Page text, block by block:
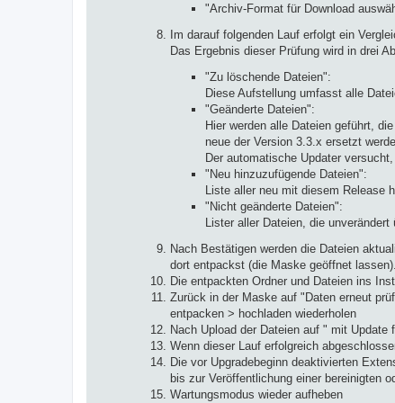
"Archiv-Format für Download
Im darauf folgenden Lauf erfolgt ein
Das Ergebnis dieser Prüfung wird in drei
"Zu löschende Dateien":
Diese Aufstellung umfasst alle
"Geänderte Dateien":
Hier werden alle Dateien geführt,
neue der Version 3.3.x ersetzt
Der automatische Updater
"Neu hinzuzufügende Dateien":
Liste aller neu mit diesem Release
"Nicht geänderte Dateien":
Lister aller Dateien, die
Nach Bestätigen werden die Dateien
dort entpackst (die Maske geöffnet lassen).
Die entpackten Ordner und Dateien ins
Zurück in der Maske auf "Daten erneut
entpacken > hochladen wiederholen
Nach Upload der Dateien auf " mit
Wenn dieser Lauf erfolgreich
Die vor Upgradebeginn deaktivierten
bis zur Veröffentlichung einer bereinigten
Wartungsmodus wieder aufheben